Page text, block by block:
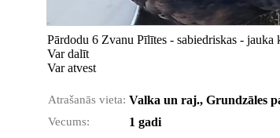
Pārdodu 6 Zvanu Pīlītes - sabiedriskas - jauka
Var dalīt
Var atvest
Atrašanās vieta: Valka un raj., Grundzāles
Vecums: 1 gadi